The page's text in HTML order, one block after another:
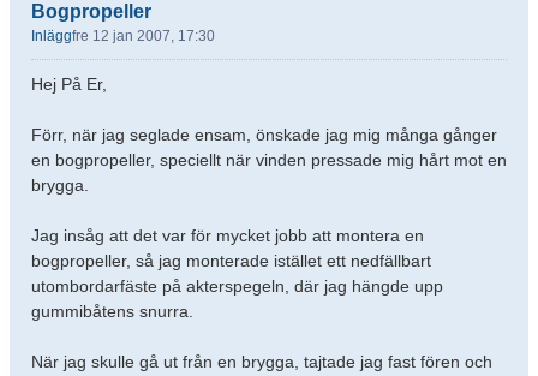
Bogpropeller
Inläggfre 12 jan 2007, 17:30
Hej På Er,
Förr, när jag seglade ensam, önskade jag mig många gånger
en bogpropeller, speciellt när vinden pressade mig hårt mot en
brygga.
Jag insåg att det var för mycket jobb att montera en
bogpropeller, så jag monterade istället ett nedfällbart
utombordarfäste på akterspegeln, där jag hängde upp
gummibåtens snurra.
När jag skulle gå ut från en brygga, tajtade jag fast fören och